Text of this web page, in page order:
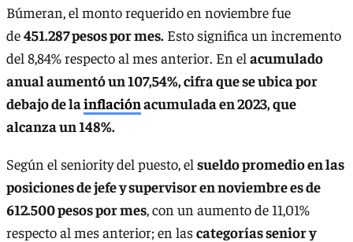
Búmeran, el monto requerido en noviembre fue
de451.287 pesos por mes. Esto significa un incremento
del 8,84% respecto al mes anterior. En el acumulado
anual aumentó un 107,54%, cifra que se ubica por
debajo de lainflaciónacumulada en 2023, que
alcanza un 148%.
Según el seniority del puesto, el sueldo promedio en las
posiciones de jefe y supervisor en noviembre es de
612.500 pesos por mes, con un aumento de 11,01%
respecto al mes anterior; en lascategorías senior y